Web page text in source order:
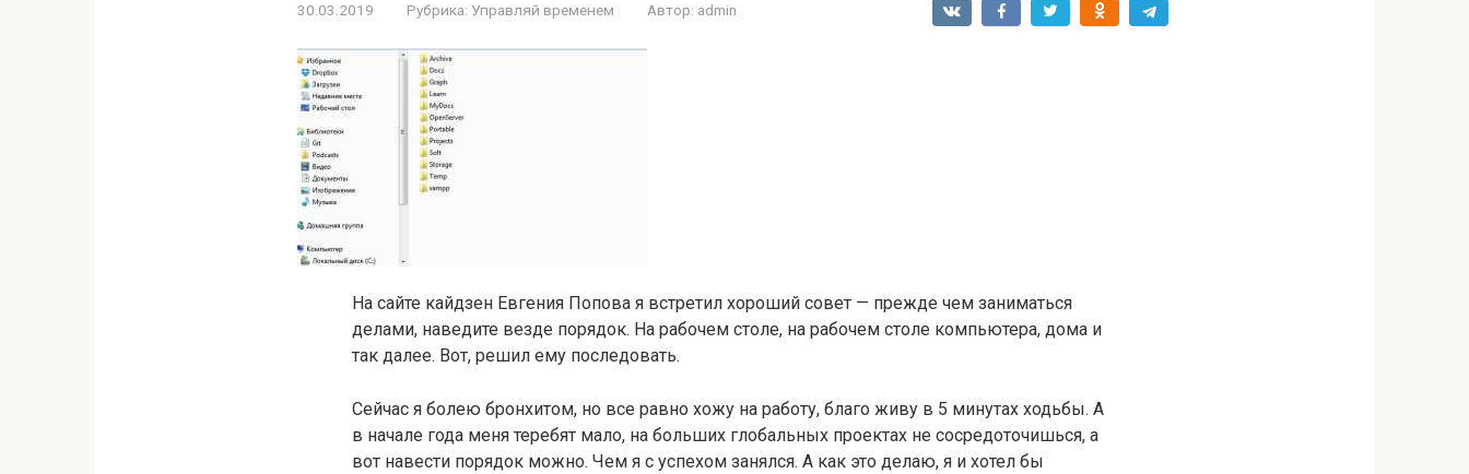
30.03.2019 Рубрика: Управляй временем Автор: admin
На сайте кайдзен Евгения Попова я встретил хороший совет — прежде чем заниматься
делами, наведите везде порядок. На рабочем столе, на рабочем столе компьютера, дома и
так далее. Вот, решил ему последовать.
Сейчас я болею бронхитом, но все равно хожу на работу, благо живу в 5 минутах ходьбы. А
в начале года меня теребят мало, на больших глобальных проектах не сосредоточишься, а
вот навести порядок можно. Чем я с успехом занялся. А как это делаю, я и хотел бы